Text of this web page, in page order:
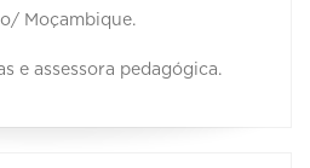
Moçambique.
e assessora pedagógica.